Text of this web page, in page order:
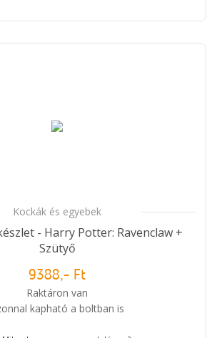
Kockák és egyebek
- Harry Potter: Ravenclaw +
Szütyő
9388,- Ft
Raktáron van
kapható a boltban is